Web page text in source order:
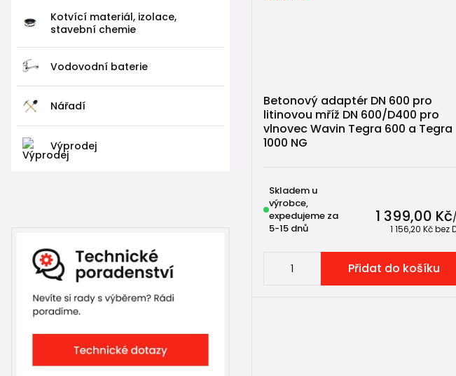
Kotvící materiál, izolace,
stavební chemie
Vodovodní baterie
Nářadí
Výprodej
Betonový adaptér DN 600 pro
litinovou mříž DN 600/D400 pro
vlnovec Wavin Tegra 600 a Tegra
1000 NG
1 399,00 Kč/
1 156,20 Kčbez
Skladem u
výrobce,
expedujeme za
5-15 dnů
Přidat do košíku